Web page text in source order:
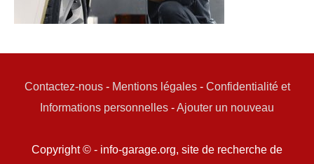
Contactez-nous- Mentions légales- Confidentialité et
Informations personnelles -Ajouter un nouveau
Copyright © - info-garage.org, site de recherche de